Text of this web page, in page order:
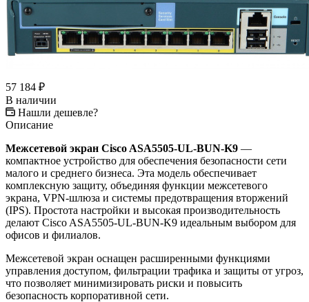
57 184 ₽
В наличии
Нашли дешевле?
Описание
Межсетевой экран Cisco ASA5505-UL-BUN-K9 —
компактное устройство для обеспечения безопасности сети
малого и среднего бизнеса. Эта модель обеспечивает
комплексную защиту, объединяя функции межсетевого
экрана, VPN-шлюза и системы предотвращения вторжений
(IPS). Простота настройки и высокая производительность
делают Cisco ASA5505-UL-BUN-K9 идеальным выбором для
офисов и филиалов.
Межсетевой экран оснащен расширенными функциями
управления доступом, фильтрации трафика и защиты от угроз,
что позволяет минимизировать риски и повысить
безопасность корпоративной сети.